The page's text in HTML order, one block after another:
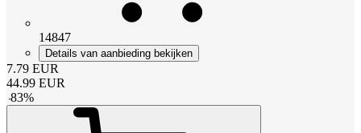
14847
Details van aanbieding bekijken
7.79 EUR
44.99 EUR
-83%